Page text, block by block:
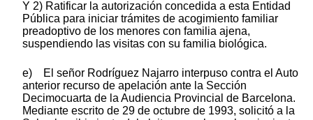
Y 2) Ratificar la autorización concedida a esta Entidad
Pública para iniciar trámites de acogimiento familiar
preadoptivo de los menores con familia ajena,
suspendiendo las visitas con su familia biológica.
e) El señor Rodríguez Najarro interpuso contra el Auto
anterior recurso de apelación ante la Sección
Decimocuarta de la Audiencia Provincial de Barcelona.
Mediante escrito de 29 de octubre de 1993, solicitó a la